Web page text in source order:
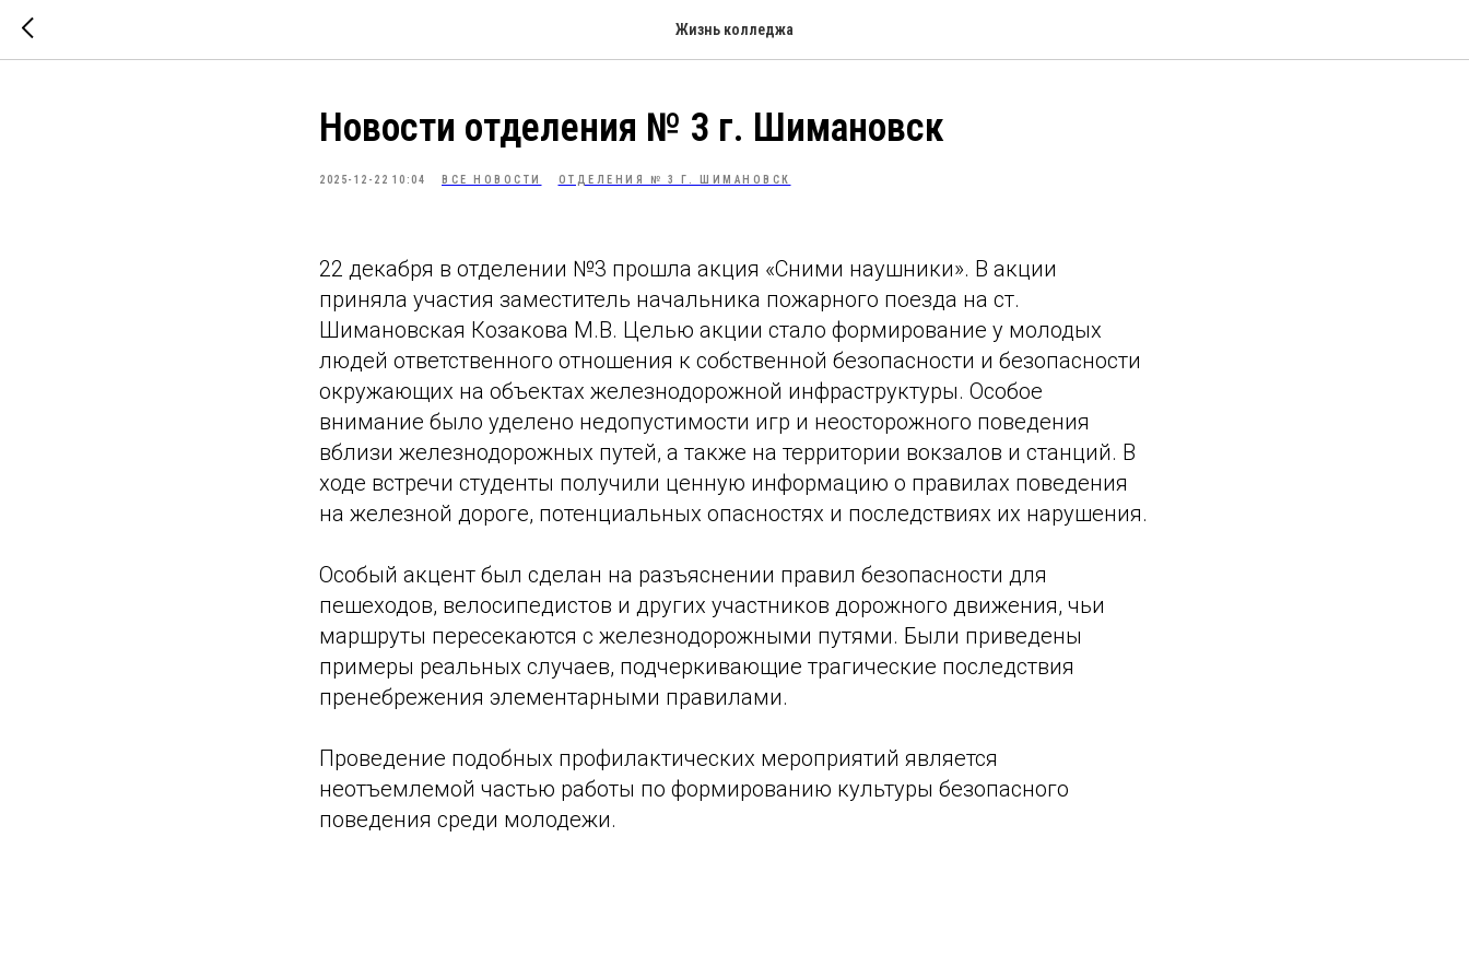
Жизнь колледжа
Новости отделения № 3 г. Шимановск
2025-12-22 10:04 ВСЕ НОВОСТИ ОТДЕЛЕНИЯ № 3 Г. ШИМАНОВСК
22 декабря в отделении №3 прошла акция «Сними наушники». В акции
приняла участия заместитель начальника пожарного поезда на ст.
Шимановская Козакова М.В. Целью акции стало формирование у молодых
людей ответственного отношения к собственной безопасности и безопасности
окружающих на объектах железнодорожной инфраструктуры. Особое
внимание было уделено недопустимости игр и неосторожного поведения
вблизи железнодорожных путей, а также на территории вокзалов и станций. В
ходе встречи студенты получили ценную информацию о правилах поведения
на железной дороге, потенциальных опасностях и последствиях их нарушения.
Особый акцент был сделан на разъяснении правил безопасности для
пешеходов, велосипедистов и других участников дорожного движения, чьи
маршруты пересекаются с железнодорожными путями. Были приведены
примеры реальных случаев, подчеркивающие трагические последствия
пренебрежения элементарными правилами.
Проведение подобных профилактических мероприятий является
неотъемлемой частью работы по формированию культуры безопасного
поведения среди молодежи.